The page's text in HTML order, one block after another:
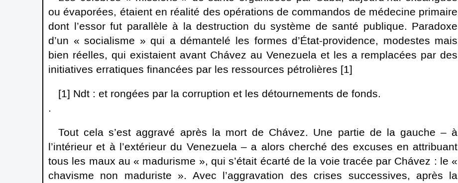
ou évaporées, étaient en réalité des opérations de commandos de médecine primaire
dont l’essor fut parallèle à la destruction du système de santé publique. Paradoxe
d’un « socialisme » qui a démantelé les formes d’État-providence, modestes mais
bien réelles, qui existaient avant Chávez au Venezuela et les a remplacées par des
initiatives erratiques financées par les ressources pétrolières [1]
[1] Ndt : et rongées par la corruption et les détournements de fonds.
.
Tout cela s’est aggravé après la mort de Chávez. Une partie de la gauche – à
l’intérieur et à l’extérieur du Venezuela – a alors cherché des excuses en attribuant
tous les maux au « madurisme », qui s’était écarté de la voie tracée par Chávez : le «
chavisme non maduriste ». Avec l’aggravation des crises successives, après la